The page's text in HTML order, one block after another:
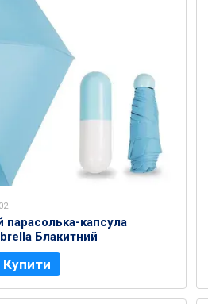
парасолька-капсула
Блакитний
Купити